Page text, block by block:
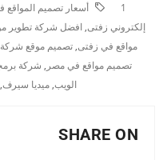
1
أسعار تصميم
إلكتروني زفتى, افضل شركة تطوير
مواقع في زفتى, تصميم موقع شركة
تصميم مواقع في مصر , شركة
الويب, ميديا سيرف,
SHARE ON